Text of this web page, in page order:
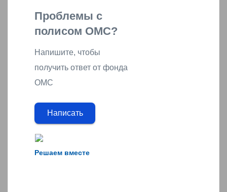
Решаем вместе
Проблемы с
полисом ОМС?
Напишите, чтобы
получить ответ от фонда
ОМС
Написать